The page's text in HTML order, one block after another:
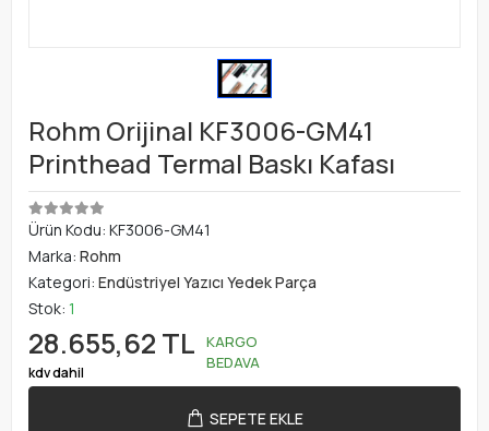
Rohm Orijinal KF3006-GM41
Printhead Termal Baskı Kafası
Ürün Kodu: KF3006-GM41
Marka: Rohm
Kategori: Endüstriyel Yazıcı Yedek Parça
Stok: 1
28.655,62 TL
kdv dahil
KARGO
BEDAVA
SEPETE EKLE